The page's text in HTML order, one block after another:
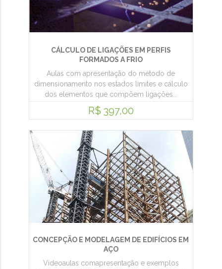
CÁLCULO DE LIGAÇÕES EM PERFIS
FORMADOS A FRIO
Aulas com apresentação do método de
dimensionamento nos estados limites e cálculo
dos elementos que compõem ligações...
R$ 397,00
CONCEPÇÃO E MODELAGEM DE EDIFÍCIOS EM
AÇO
Videoaulas comapresentação e exemplos